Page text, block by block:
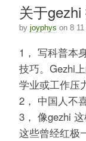
关于
by joyphys on 8
1， 写科普本
技巧。Gezhi
学业或工作压
2， 中国人不
3， 像gezhi
这些曾经红极